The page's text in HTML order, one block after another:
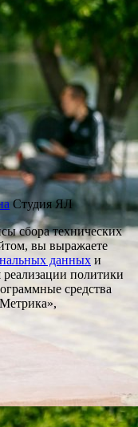
Студия ЯЛ
сбора технических
вы выражаете
данных и
политики
средства